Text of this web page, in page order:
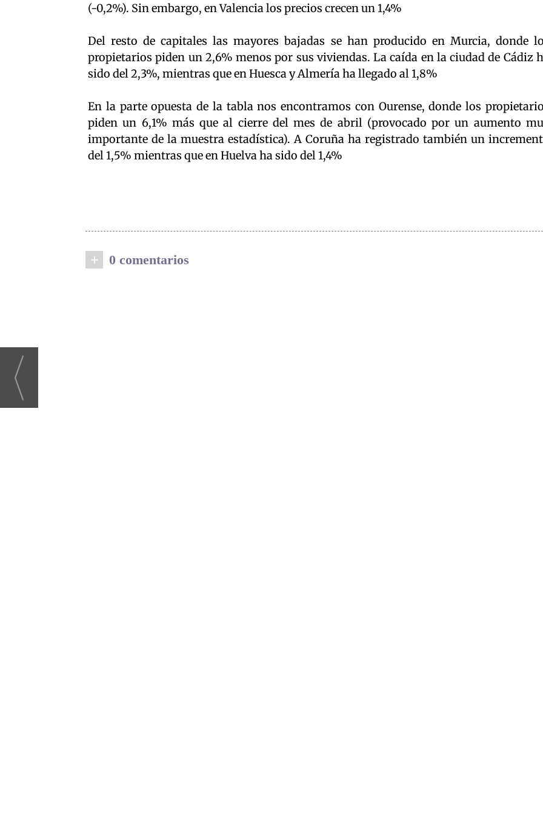
(-0,2%). Sin embargo, en Valencia los precios crecen un 1,4%
Del resto de capitales las mayores bajadas se han producido en Murcia, donde
propietarios piden un 2,6% menos por sus viviendas. La caída en la ciudad de Cádiz
sido del 2,3%, mientras que en Huesca y Almería ha llegado al 1,8%
En la parte opuesta de la tabla nos encontramos con Ourense, donde los
piden un 6,1% más que al cierre del mes de abril (provocado por un aumento
importante de la muestra estadística). A Coruña ha registrado también un
del 1,5% mientras que en Huelva ha sido del 1,4%
+ 0 comentarios